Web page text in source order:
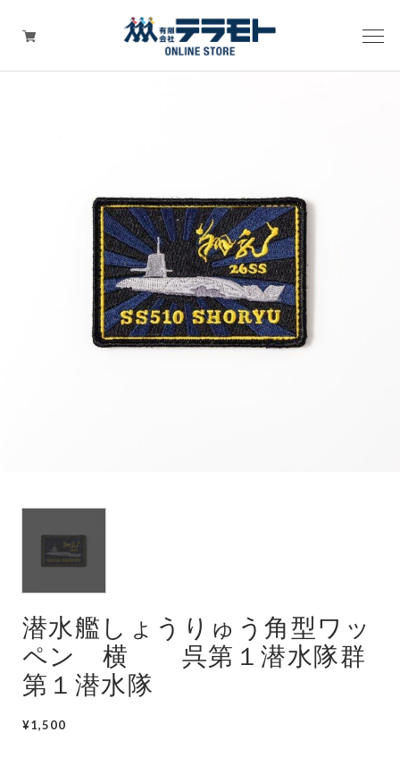
キャップ（帽子）
ZIPPO
ワッペン
潜水艦しょうりゅう角型ワッ
ペン 横 呉第１潜水隊群
第１潜水隊
¥1,500